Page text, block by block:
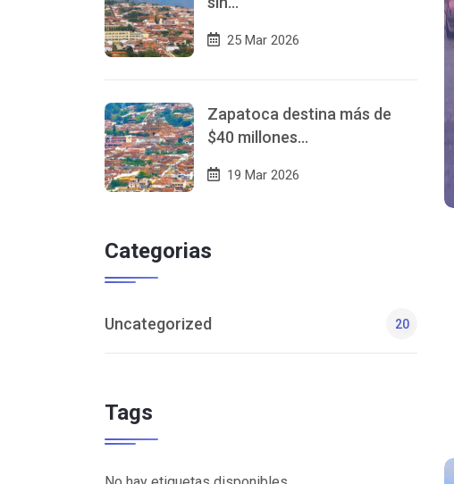
25 Mar 2026
Zapatoca destina más de
$40 millones…
19 Mar 2026
Categorias
Uncategorized 20
Tags